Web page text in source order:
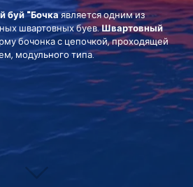
буй "Бочкаявляется одним из
швартовных буев.Швартовный
бочонка с цепочкой, проходящей
модульного типа.